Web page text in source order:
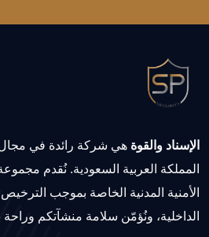
الإسناد والقوة هي شركة رائدة في
المملكة العربية السعودية. نُقدم
الأمنية المدنية الخاصة بموجب
الداخلية، ونُؤمّن سلامة منشآتكم وراحة